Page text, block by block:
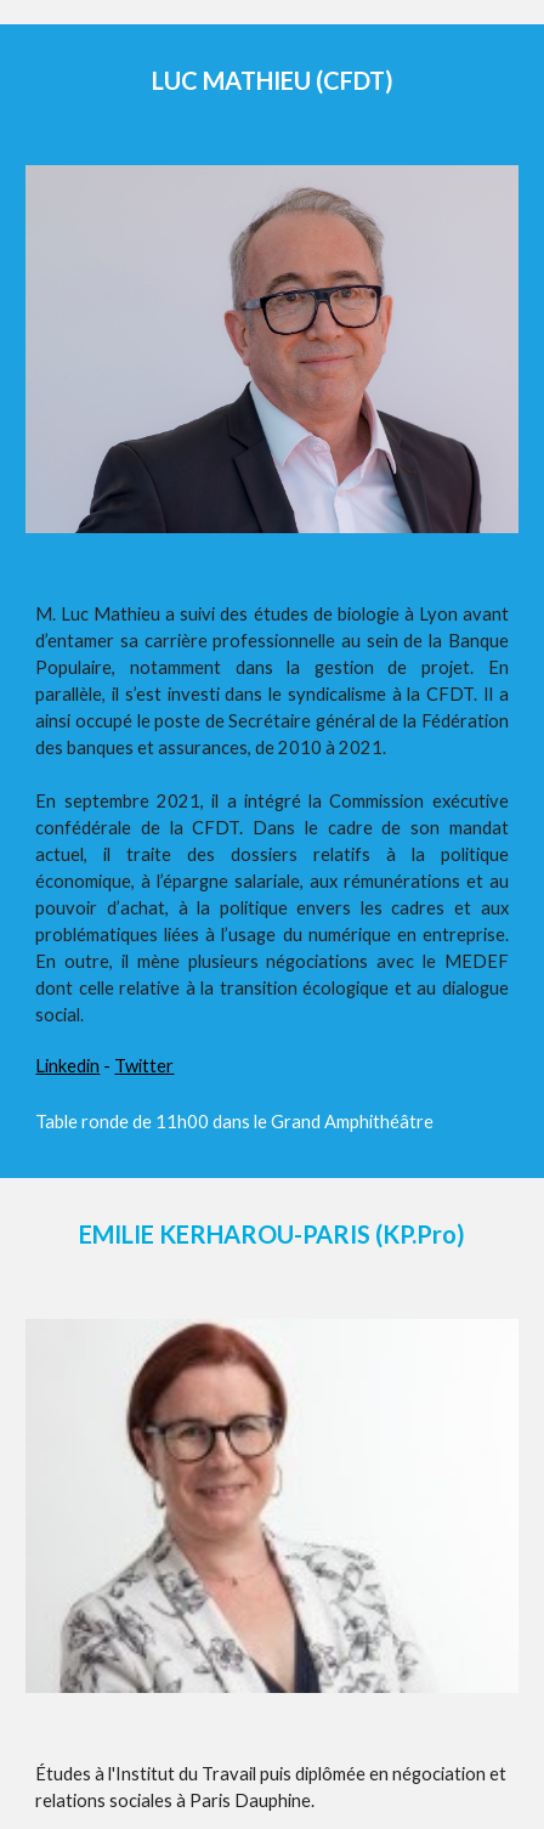
LUC MATHIEU (CFDT)
M. Luc Mathieu a suivi des études de biologie à Lyon avant
d’entamer sa carrière professionnelle au sein de la Banque
Populaire, notamment dans la gestion de projet. En
parallèle, il s’est investi dans le syndicalisme à la CFDT. Il a
ainsi occupé le poste de Secrétaire général de la Fédération
des banques et assurances, de 2010 à 2021.
En septembre 2021, il a intégré la Commission exécutive
confédérale de la CFDT. Dans le cadre de son mandat
actuel, il traite des dossiers relatifs à la politique
économique, à l’épargne salariale, aux rémunérations et au
pouvoir d’achat, à la politique envers les cadres et aux
problématiques liées à l’usage du numérique en entreprise.
En outre, il mène plusieurs négociations avec le MEDEF
dont celle relative à la transition écologique et au dialogue
social.
Linkedin - Twitter
Table ronde de 11h00 dans le Grand Amphithéâtre
EMILIE KERHAROU-PARIS (KP.Pro)
Études à l'Institut du Travail puis diplômée en négociation et
relations sociales à Paris Dauphine.